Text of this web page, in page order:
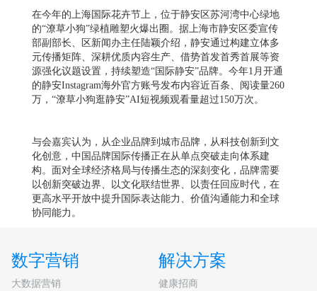
在今年的上海国际花卉节上，位于静安区苏河湾中心绿地
的“潦草小狗”绿植雕塑火爆出圈。据上海市静安区委宣传
部副部长、区新闻办主任陆颖介绍，静安通过构建立体多
元传播矩阵、深耕优质内容生产、借势首发首秀首展等资
源强化议题设置，持续塑造“国际静安”品牌。今年1月开通
的静安Instagram海外官方账号发布内容近百条、阅读量260
万，“潦草小狗逛静安”AI短视频观看量超过150万次。
与会嘉宾认为，从企业品牌到城市品牌，从科技创新到文
化创意，中国品牌国际传播正在从单点突破走向体系建
构。面对全球经济格局与传播生态的深刻变化，品牌需要
以创新突破边界、以文化联结世界、以责任回应时代，在
更高水平开放中提升国际表达能力、价值沟通能力和全球
协同能力。
数字营销
大数据营销
解决方案
健康招商